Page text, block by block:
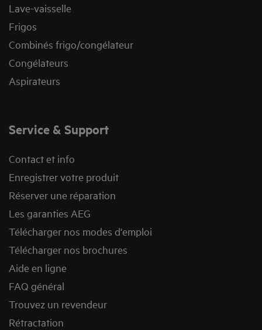
Lave-vaisselle
Frigos
Combinés frigo/congélateur
Congélateurs
Aspirateurs
Service & Support
Contact et info
Enregistrer votre produit
Réserver une réparation
Les garanties AEG
Télécharger nos modes d'emploi
Télécharger nos brochures
Aide en ligne
FAQ général
Trouvez un revendeur
Rétractation